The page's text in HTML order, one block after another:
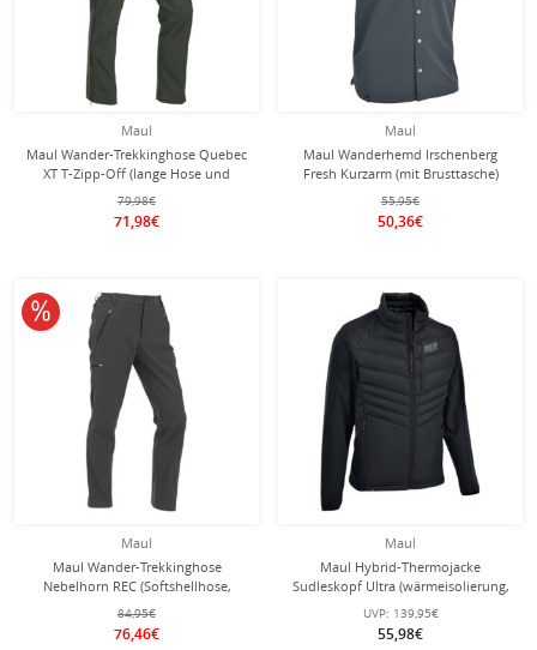
Maul
Maul Wander-Trekkinghose Quebec
XT T-Zipp-Off (lange Hose und
Bermudas in einem) dunkelgrün
Herren
79,98€
71,98€
Maul
Maul Wanderhemd Irschenberg
Fresh Kurzarm (mit Brusttasche)
dunkelgrau Herren
55,95€
50,36€
Maul
Maul Wander-Trekkinghose
Nebelhorn REC (Softshellhose,
elastisch, wärmeisolierend) lang
dunkelgrau Herren
84,95€
76,46€
10% reduziert
Maul
Maul Hybrid-Thermojacke
Sudleskopf Ultra (wärmeisolierung,
atmungsaktiv) schwarz Herren
UVP: 139,95€
55,98€